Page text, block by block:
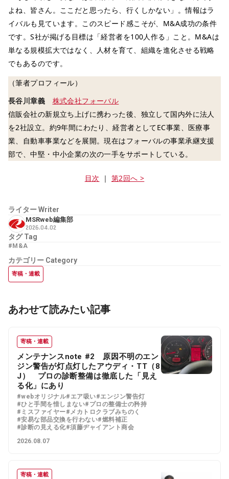
よね、皆さん。ここだと思ったら、行くしかない」。情報はラ
イバルも見ています。このスピード感こそが、M&A成功の条件
です。S社が掲げる目標は「経営者を100人作る」こと。M&Aは
単なる規模拡大ではなく、人材を育て、組織を進化させる戦略
でもあるのです。
（筆者プロフィール）
長谷川章義
株式会社フォーバル
信販会社の新規立ち上げに携わった後、独立して国内外に法人
を2社設立。約9年間にわたり、経営者としてEC事業、医療事
業、自動車事業などを展開。現在はフォーバルの事業承継支援
部で、中堅・中小企業の次の一手をサポートしている。
目次 ｜ 第2回へ >
ライターWriter
MSRweb編集部
2026.04.02
タグTag
#M&A
カテゴリー Category
寄稿・連載
あわせて読みたい記事
寄稿・連載
メンテナンスnote #2 原因不明のエン
ジン警告が灯点灯したアウディ・TT（8
J） プロの診断整備は徹底した「見え
る化」にあり
#webオリジナル#エア吸い#エンジン警告灯
#ひと手間を惜しまない#プロの整備士の矜持
#ミスファイヤー#メカトロクラブみちのく
#安易な部品交換を行わない#燃料補正
#診断の見える化#須藤ヂャイアント商会
2026.08.07
寄稿・連載